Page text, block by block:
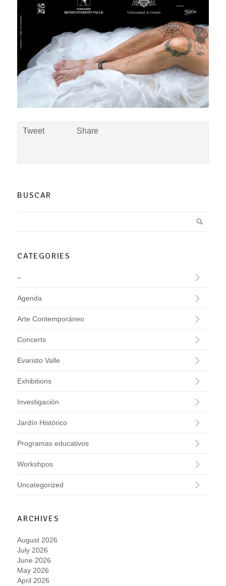
Tweet Share
BUSCAR
CATEGORIES
–
Agenda
Arte Contemporáneo
Concerts
Evaristo Valle
Exhibitions
Investigación
Jardín Histórico
Programas educativos
Workshpos
Uncategorized
ARCHIVES
August 2026
July 2026
June 2026
May 2026
April 2026